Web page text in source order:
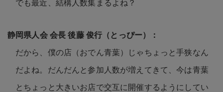
でも最近、結構人数集まるよね？
だから、僕の店（おでん青葉）じゃちょっと手狭なん
だよね。だんだんと参加人数が増えてきて、今は青葉
とちょっと大きいお店で交互に開催するようにしてい